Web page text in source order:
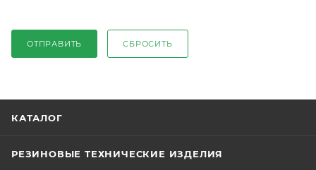
ОТПРАВИТЬ СБРОСИТЬ
КАТАЛОГ
РЕЗИНОВЫЕ ТЕХНИЧЕСКИЕ ИЗДЕЛИЯ